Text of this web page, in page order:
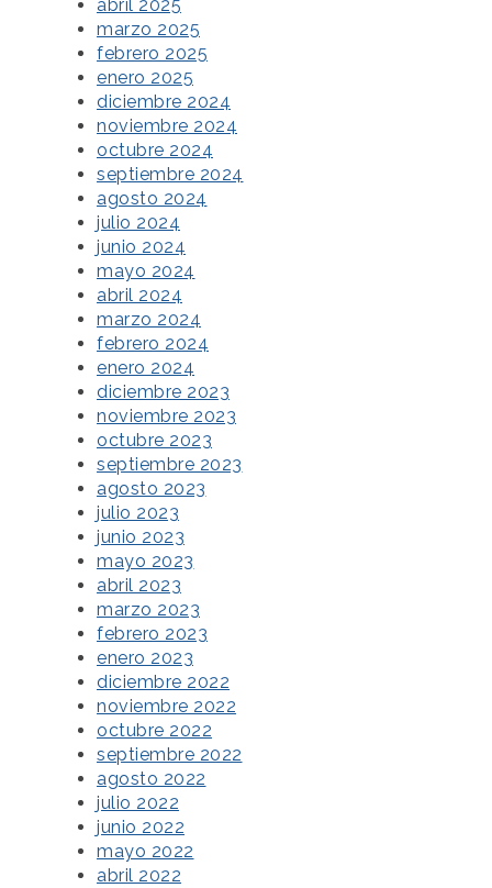
abril 2025
marzo 2025
febrero 2025
enero 2025
diciembre 2024
noviembre 2024
octubre 2024
septiembre 2024
agosto 2024
julio 2024
junio 2024
mayo 2024
abril 2024
marzo 2024
febrero 2024
enero 2024
diciembre 2023
noviembre 2023
octubre 2023
septiembre 2023
agosto 2023
julio 2023
junio 2023
mayo 2023
abril 2023
marzo 2023
febrero 2023
enero 2023
diciembre 2022
noviembre 2022
octubre 2022
septiembre 2022
agosto 2022
julio 2022
junio 2022
mayo 2022
abril 2022